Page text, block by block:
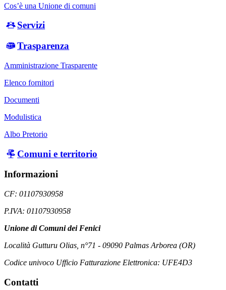
Cos’è una Unione di comuni
Servizi
Trasparenza
Amministrazione Trasparente
Elenco fornitori
Documenti
Modulistica
Albo Pretorio
Comuni e territorio
Informazioni
CF: 01107930958
P.IVA: 01107930958
Unione di Comuni dei Fenici
Località Gutturu Olias, n°71 - 09090 Palmas Arborea (OR)
Codice univoco Ufficio Fatturazione Elettronica: UFE4D3
Contatti